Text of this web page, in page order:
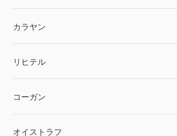
カラヤン
リヒテル
コーガン
オイストラフ